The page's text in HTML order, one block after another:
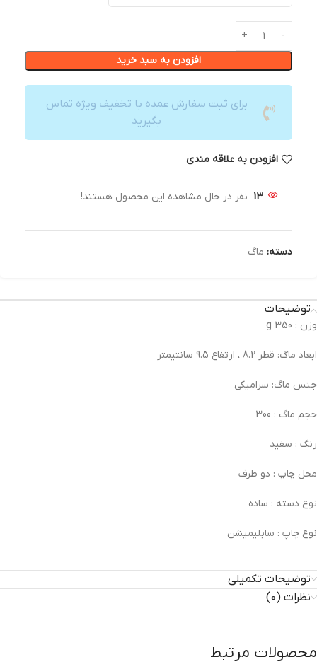
افزودن به سبد خرید
برای ثبت سفارش عمده با تخفیف ویژه تماس
بگیرید
افزودن به علاقه مندی
13 نفر در حال مشاهده این محصول هستند!
دسته: ماگ
توضیحات
وزن : 350 g
ابعاد ماگ: قطر 8.2 ، ارتفاع 9.5 سانتیمتر
جنس ماگ: سرامیکی
حجم ماگ : 300
رنگ : سفید
محل چاپ : دو طرف
نوع دسته : ساده
نوع چاپ : سابلیمیشن
توضیحات تکمیلی
نظرات (0)
محصولات مرتبط